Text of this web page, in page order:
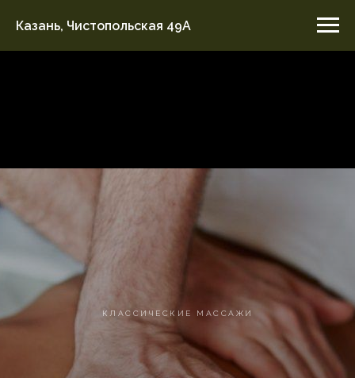
Казань, Чистопольская 49А
КЛАССИЧЕСКИЕ МАССАЖИ